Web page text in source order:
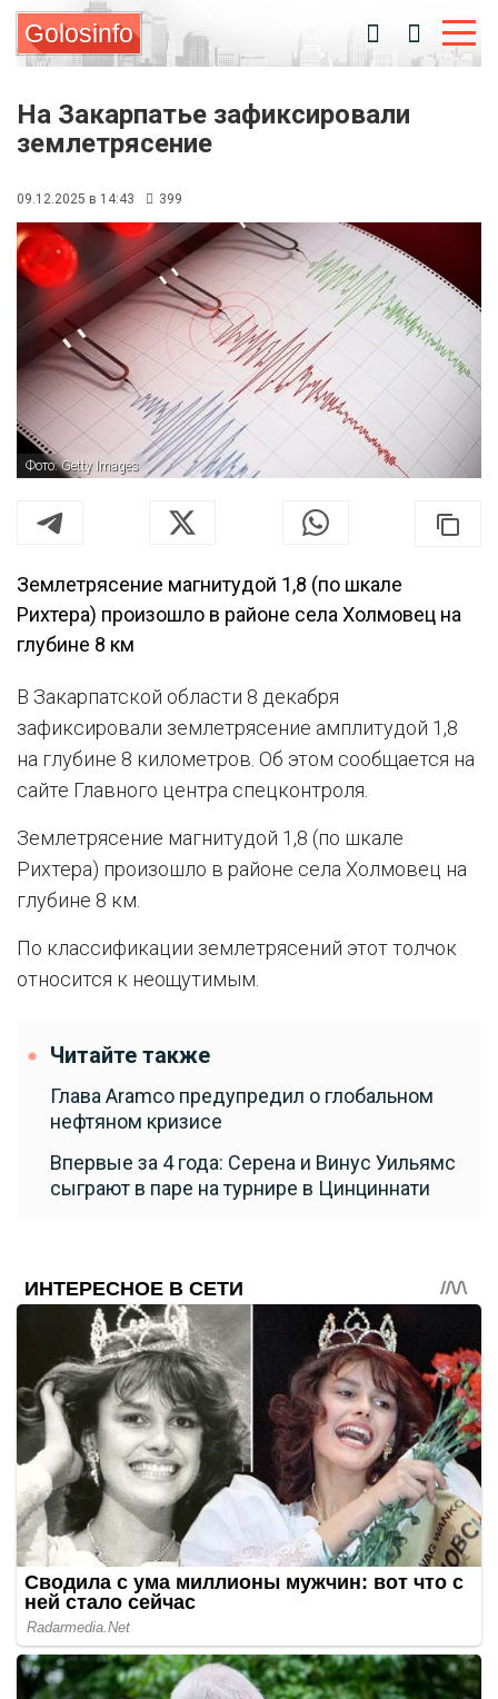
Golosinfo
На Закарпатье зафиксировали
землетрясение
09.12.2025 в 14:43 399
Фото: Getty Images
Землетрясение магнитудой 1,8 (по шкале
Рихтера) произошло в районе села Холмовец на
глубине 8 км
В Закарпатской области 8 декабря
зафиксировали землетрясение амплитудой 1,8
на глубине 8 километров. Об этом сообщается на
сайте Главного центра спецконтроля.
Землетрясение магнитудой 1,8 (по шкале
Рихтера) произошло в районе села Холмовец на
глубине 8 км.
По классификации землетрясений этот толчок
относится к неощутимым.
Читайте также
Глава Aramco предупредил о глобальном
нефтяном кризисе
Впервые за 4 года: Серена и Винус Уильямс
сыграют в паре на турнире в Цинциннати